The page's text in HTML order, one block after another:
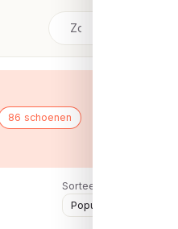
86 schoenen
Sorteer: